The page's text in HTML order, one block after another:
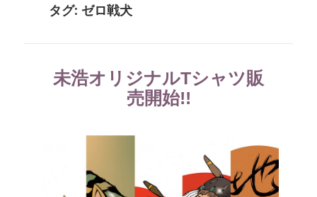
タグ: ゼロ戦犬
未浩オリジナルTシャツ販
売開始!!